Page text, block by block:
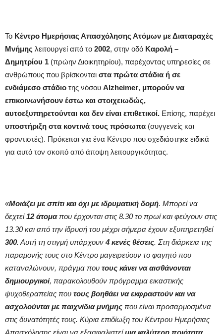
Το Κέντρο Ημερήσιας Απασχόλησης Ατόμων με Διαταραχές
Μνήμης λειτουργεί από το 2002, στην οδό Καρολή –
Δημητρίου 1 (πρώην Διοικητηρίου), παρέχοντας υπηρεσίες σε
ανθρώπους που βρίσκονται στα πρώτα στάδια ή σε
ενδιάμεσο στάδιο της νόσου Alzheimer, μπορούν να
επικοινωνήσουν έστω και στοιχειωδώς,
αυτοεξυπηρετούνται και δεν είναι επιθετικοί. Επίσης, παρέχει
υποστήριξη στα κοντινά τους πρόσωπα (συγγενείς και
φροντιστές). Πρόκειται για ένα Κέντρο που σχεδιάστηκε ειδικά
για αυτό τον σκοπό από άποψη λειτουργικότητας.
«Μοιάζει με σπίτι και όχι με ιδρυματική δομή. Μπορεί να
δεχτεί12 άτομαπου έρχονται στις 8.30 το πρωί και φεύγουν στις
13.30 και από την ίδρυσή του μέχρι σήμερα έχουν εξυπηρετηθεί
300. Αυτή τη στιγμή υπάρχουν4 κενές θέσεις. Στη διάρκεια της
παραμονής τους στο Κέντρο μαγειρεύουν το φαγητό που
καταναλώνουν, πράγμα που τους κάνει να αισθάνονται
δημιουργικοί, παρακολουθούν πρόγραμμα εικαστικής
ψυχοθεραπείας που τους βοηθάει να εκφραστούν και να
ασχολούνται με παιχνίδια μνήμης που είναι προσαρμοσμένα
στις δυνατότητές τους. Κύρια επιδίωξη του Κέντρου Ημερήσιας
Απασχόλησης είναι να εξασφαλιστείμια καλύτερη ποιότητα